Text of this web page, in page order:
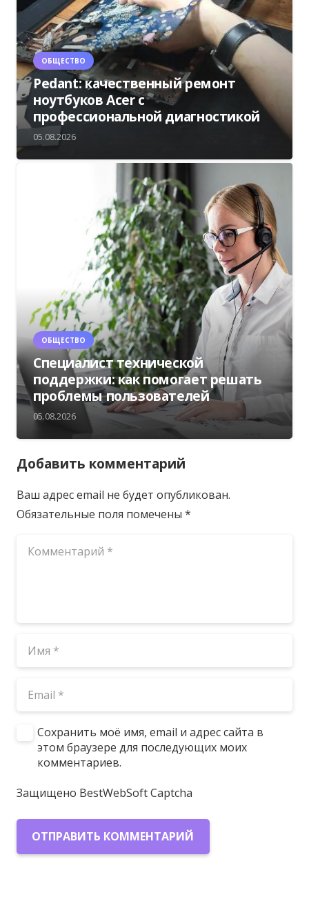
ОБЩЕСТВО
Pedant: качественный ремонт
ноутбуков Acer с
профессиональной диагностикой
05.08.2026
ОБЩЕСТВО
Специалист технической
поддержки: как помогает решать
проблемы пользователей
05.08.2026
Добавить комментарий
Ваш адрес email не будет опубликован.
Обязательные поля помечены *
Сохранить моё имя, email и адрес сайта в
этом браузере для последующих моих
комментариев.
Защищено BestWebSoft Captcha
ОТПРАВИТЬ КОММЕНТАРИЙ